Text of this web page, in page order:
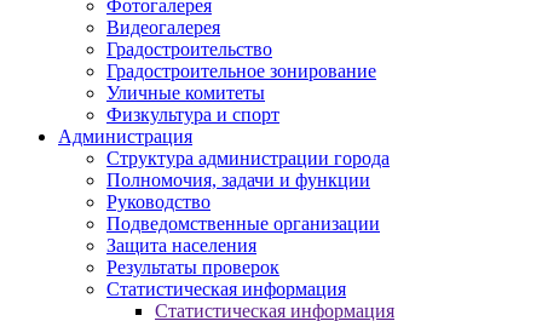
Фотогалерея
Видеогалерея
Градостроительство
Градостроительное зонирование
Уличные комитеты
Физкультура и спорт
Администрация
Структура администрации города
Полномочия, задачи и функции
Руководство
Подведомственные организации
Защита населения
Результаты проверок
Статистическая информация
Статистическая информация